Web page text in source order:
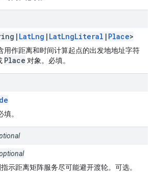
LatLng | LatLngLiteral | Place>
用作距离和时间计算起点的出发地地址字符
Place 对象。必填。
。
指示距离矩阵服务尽可能避开渡轮。可选。